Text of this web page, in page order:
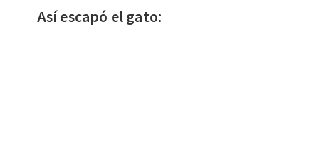
Así escapó el gato: